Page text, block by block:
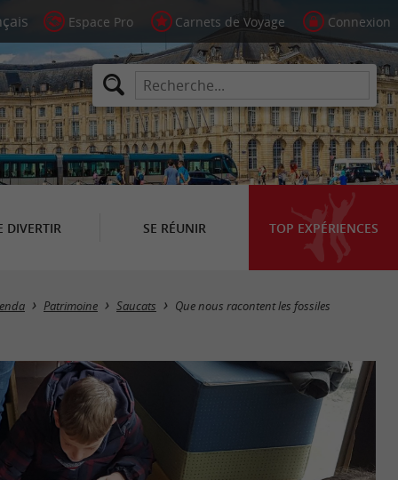
Espace Pro Carnets de Voyage Connexion
DIVERTIR SE RÉUNIR TOP EXPÉRIENCES
Patrimoine Saucats Que nous racontent les fossiles